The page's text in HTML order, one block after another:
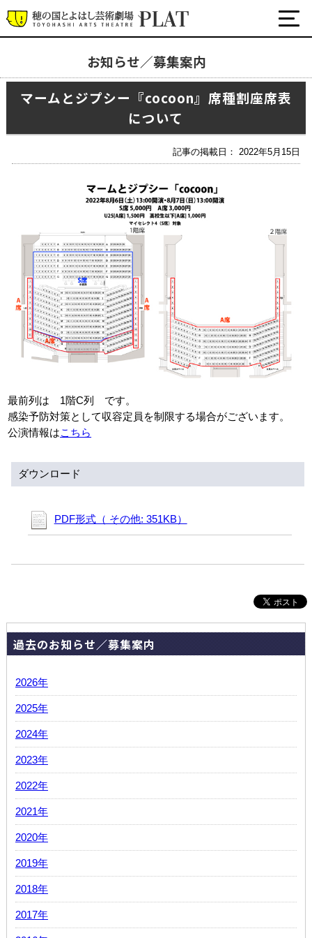
アクセシビリティ/
サービス
会員制度のご案内
プラットニュース 出版物・映像
交通アクセス
サイトマップ
お知らせ／募集案内
マームとジプシー『cocoon』席種割座席表
について
記事の掲載日： 2022年5月15日
最前列は 1階C列 です。
感染予防対策として収容定員を制限する場合がございます。
公演情報はこちら
ダウンロード
PDF形式（ その他: 351KB）
過去のお知らせ／募集案内
2026年
2025年
2024年
2023年
2022年
2021年
2020年
2019年
2018年
2017年
お知らせ／募集案内